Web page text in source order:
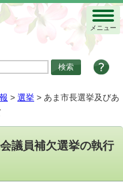
メニュー
> 選挙 > あま市長選挙及びあ
議員補欠選挙の執行